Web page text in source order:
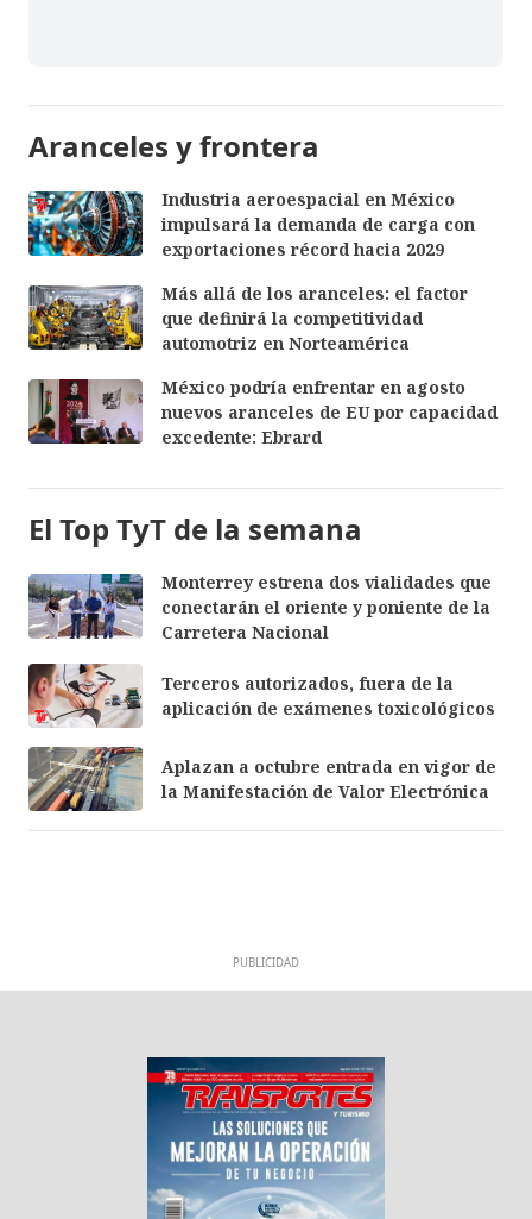
Aranceles y frontera
Industria aeroespacial en México
impulsará la demanda de carga con
exportaciones récord hacia 2029
Más allá de los aranceles: el factor
que definirá la competitividad
automotriz en Norteamérica
México podría enfrentar en agosto
nuevos aranceles de EU por capacidad
excedente: Ebrard
El Top TyT de la semana
Monterrey estrena dos vialidades que
conectarán el oriente y poniente de la
Carretera Nacional
Terceros autorizados, fuera de la
aplicación de exámenes toxicológicos
Aplazan a octubre entrada en vigor de
la Manifestación de Valor Electrónica
PUBLICIDAD